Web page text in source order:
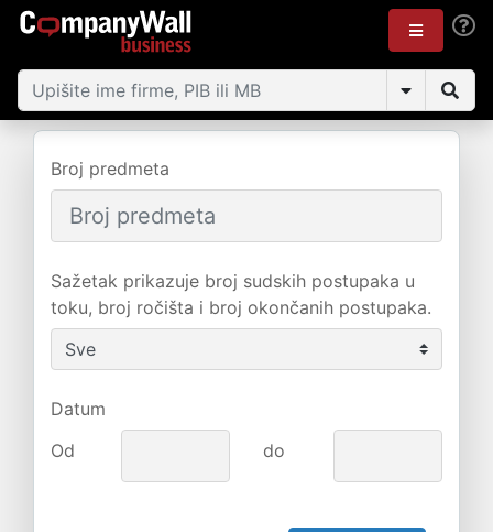
Broj predmeta
Sažetak prikazuje broj sudskih postupaka u
toku, broj ročišta i broj okončanih postupaka.
Datum
Od
do